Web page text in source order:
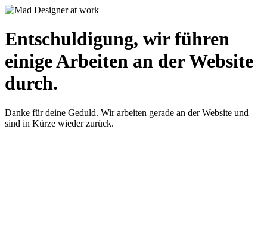
Entschuldigung, wir führen
einige Arbeiten an der Website
durch.
Danke für deine Geduld. Wir arbeiten gerade an der Website und
sind in Kürze wieder zurück.